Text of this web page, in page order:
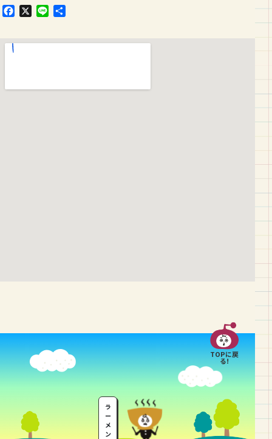
F
e
X
L
e
TOPに戻
る!
ラ
ー
メ
ン